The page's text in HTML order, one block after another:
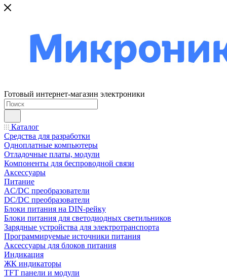
Готовый интернет-магазин электроники
Каталог
Средства для разработки
Одноплатные компьютеры
Отладочные платы, модули
Компоненты для беспроводной связи
Аксессуары
Питание
AC/DC преобразователи
DC/DC преобразователи
Блоки питания на DIN-рейку
Блоки питания для светодиодных светильников
Зарядные устройства для электротранспорта
Программируемые источники питания
Аксессуары для блоков питания
Индикация
ЖК индикаторы
TFT панели и модули